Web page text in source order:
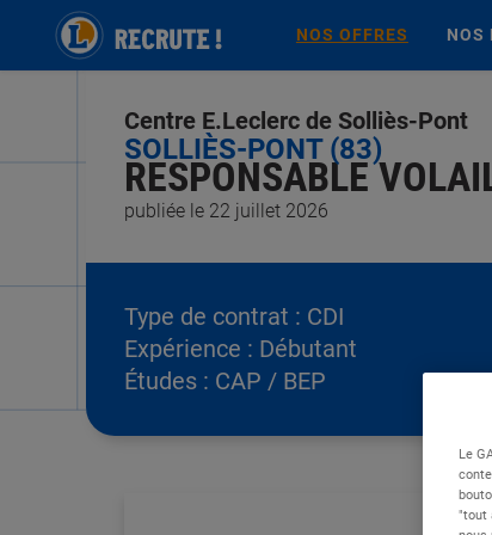
NOS OFFRES NOS
publiée le 22 juillet 2026
RESPONSABLE
SOLLIÈS-PONT (83)
Centre E.Leclerc de Solliès-Pont
Type de contrat : CDI
Expérience : Débutant
Études : CAP / BEP
Le
"tout